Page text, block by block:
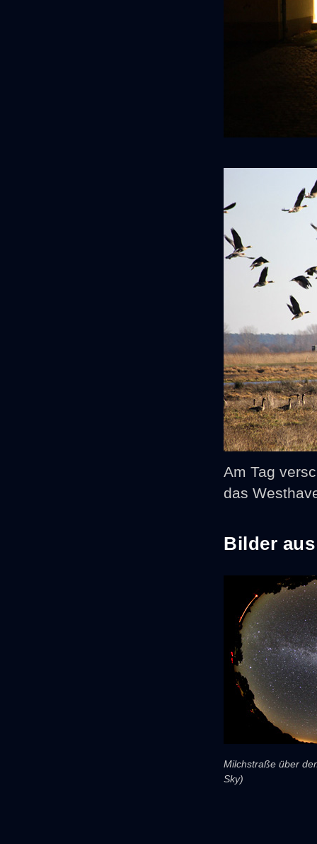
Am Tag
das
Bilder
Milchstraße über
Sky)